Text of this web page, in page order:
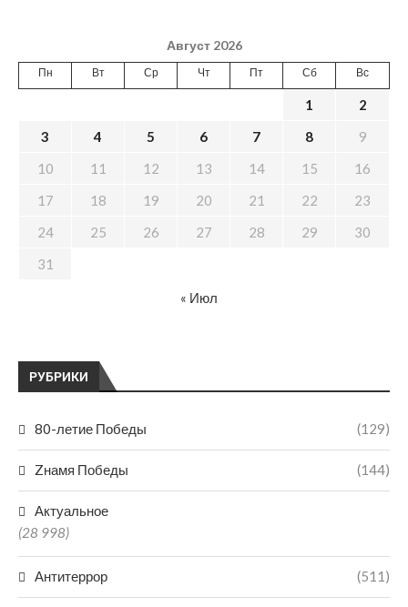
РУБРИКИ
80-летие Победы (129)
Zнамя Победы (144)
Актуальное
(28 998)
Антитеррор (511)
Август 2026
Пн Вт Ср Чт Пт Сб Вс
1
2
3
4 5 6 7 8
9
10
11 12 13 14 15
16
17
18 19 20 21 22
23
24
25 26 27 28 29
30
31
« Июл